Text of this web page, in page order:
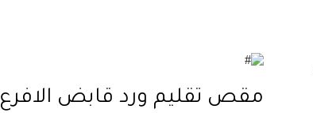
مقص تقليم ورد قابض الافرع LOWE 16.107